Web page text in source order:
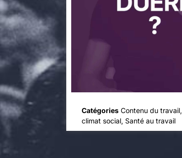
Catégories Contenu du travail,
climat social, Santé au travail